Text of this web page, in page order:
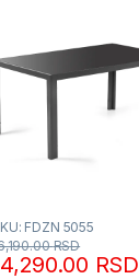
FDZN 5055
RSD
RSD